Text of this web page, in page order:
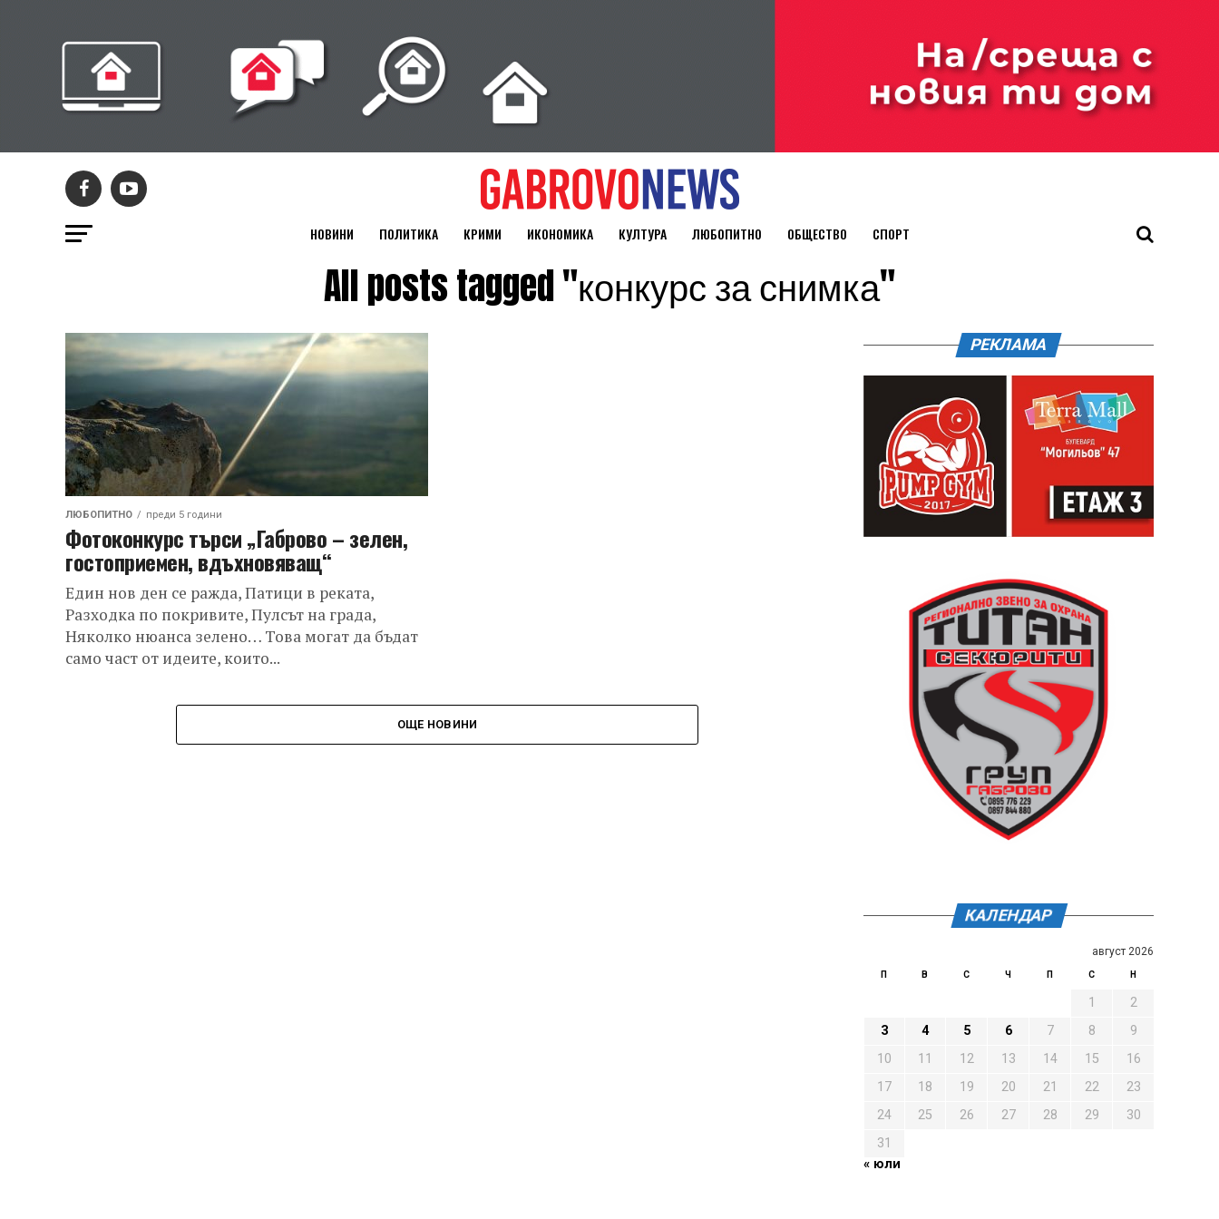
НОВИНИ ПОЛИТИКА КРИМИ ИКОНОМИКА КУЛТУРА ЛЮБОПИТНО ОБЩЕСТВО СПОРТ
All posts tagged "конкурс за снимка"
ЛЮБОПИТНО преди 5 години
Фотоконкурс търси „Габрово – зелен,
гостоприемен, вдъхновяващ“
Един нов ден се ражда, Патици в реката,
Разходка по покривите, Пулсът на града,
Няколко нюанса зелено… Това могат да бъдат
само част от идеите, които...
ОЩЕ НОВИНИ
РЕКЛАМА
КАЛЕНДАР
август 2026
П В С Ч П С Н
1
2
3
4 5 6 7 8
9
10
11 12 13 14 15
16
17
18 19 20 21 22
23
24
25 26 27 28 29
30
31
« юли